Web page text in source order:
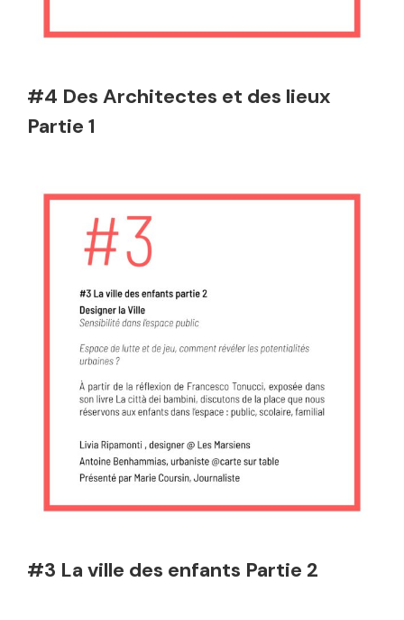
#4 Des Architectes et des lieux
Partie 1
#3 La ville des enfants Partie 2